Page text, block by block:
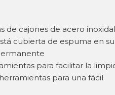
de cajones de acero
cubierta de espuma en su
para facilitar la
para una fácil